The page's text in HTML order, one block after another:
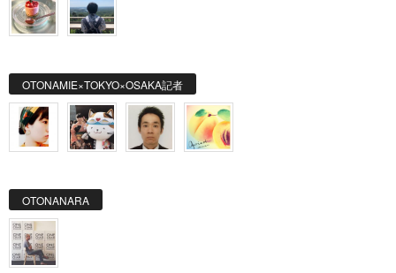
OTONAMIE×TOKYO×OSAKA記者
OTONANARA